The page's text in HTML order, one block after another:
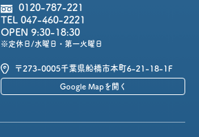
0120-787-221
TEL 047-460-2221
OPEN 9:30-18:30
※定休日/水曜日・第一火曜日
〒273-0005千葉県船橋市本町6-21-18-1F
Google Mapを開く